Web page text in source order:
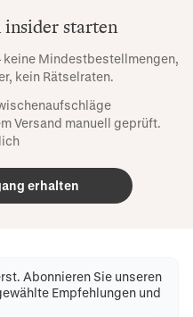
insider starten
keine Mindestbestellmengen,
kein Rätselraten.
Versand manuell geprüft.
erhalten
Abonnieren Sie unseren
Empfehlungen und